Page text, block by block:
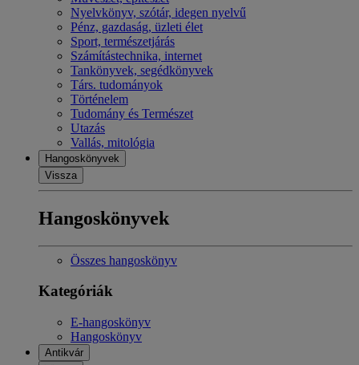
Nyelvkönyv, szótár, idegen nyelvű
Pénz, gazdaság, üzleti élet
Sport, természetjárás
Számítástechnika, internet
Tankönyvek, segédkönyvek
Társ. tudományok
Történelem
Tudomány és Természet
Utazás
Vallás, mitológia
Hangoskönyvek
Vissza
Hangoskönyvek
Összes hangoskönyv
Kategóriák
E-hangoskönyv
Hangoskönyv
Antikvár